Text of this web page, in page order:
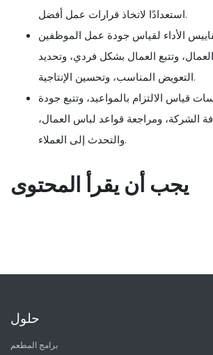
استعدادًا لاتخاذ قرارات عمل أفضل.
الأداء لقياس جودة عمل الموظفين
وتتبع العمال بشكل فردي، وتحديد
التعويض المناسب، وتحسين الإنتاجية.
قياس الالتزام بالمواعيد، وتتبع جودة
الشركة، ومراجعة قواعد لباس العمال،
والتحدث إلى العملاء.
يجب أن يقرأ المحتوى
حلول
برامج المطعم